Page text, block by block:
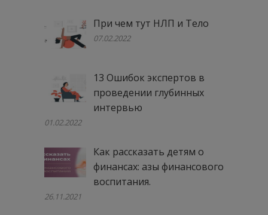
При чем тут НЛП и Тело
07.02.2022
13 Ошибок экспертов в
проведении глубинных
интервью
01.02.2022
Как рассказать детям о
финансах: азы финансового
воспитания.
26.11.2021